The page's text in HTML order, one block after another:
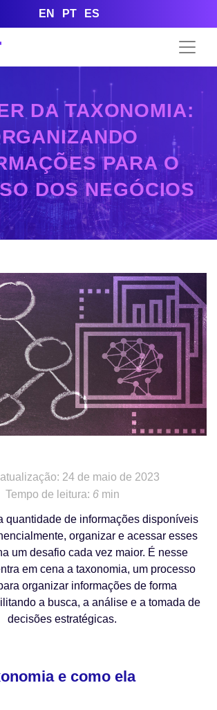
EN PT ES
DA TAXONOMIA:
PARA O
DOS NEGÓCIOS
24 de maio de 2023
Tempo de leitura: 6min
quantidade de informações disponíveis
organizar e acessar esses
um desafio cada vez maior. É nesse
em cena a taxonomia, um processo
organizar informações de forma
a busca, a análise e a tomada de
decisões estratégicas.
e como ela